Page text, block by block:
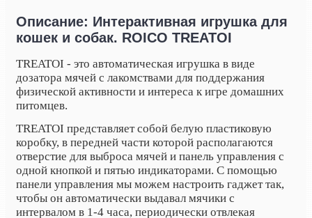
Описание: Интерактивная игрушка для
кошек и собак. ROICO TREATOI
TREATOI - это автоматическая игрушка в виде
дозатора мячей с лакомствами для поддержания
физической активности и интереса к игре домашних
питомцев.
TREATOI представляет собой белую пластиковую
коробку, в передней части которой располагаются
отверстие для выброса мячей и панель управления с
одной кнопкой и пятью индикаторами. С помощью
панели управления мы можем настроить гаджет так,
чтобы он автоматически выдавал мячики с
интервалом в 1-4 часа, периодически отвлекая